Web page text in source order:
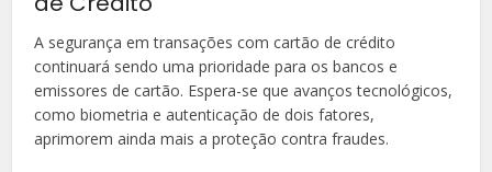
A segurança em transações com cartão de crédito
continuará sendo uma prioridade para os bancos e
emissores de cartão. Espera-se que avanços tecnológicos,
como biometria e autenticação de dois fatores,
aprimorem ainda mais a proteção contra fraudes.